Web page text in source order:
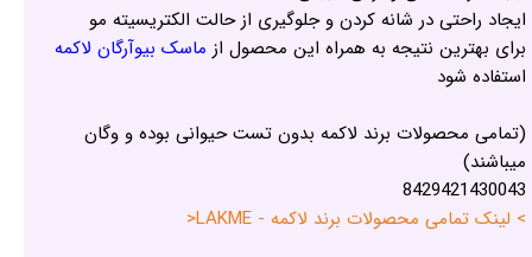
ایجاد راحتی در شانه کردن و جلوگیری از حالت الکتریسیته مو
برای بهترین نتیجه به همراه این محصول از ماسک بیوآرگان لاکمه
استفاده شود
(تمامی محصولات برند لاکمه بدون تست حیوانی بوده و وگان
میباشند)
8429421430043
> لینک تمامی محصولات برند لاکمه - LAKME<